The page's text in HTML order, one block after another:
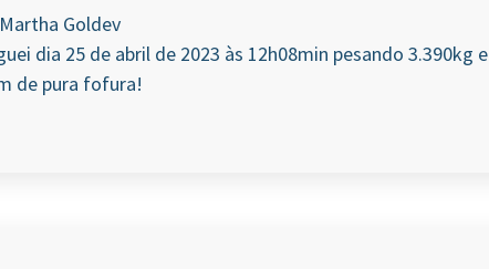
Goldev
dia 25 de abril de 2023 às 12h08min pesando 3.390kg e
de pura fofura!